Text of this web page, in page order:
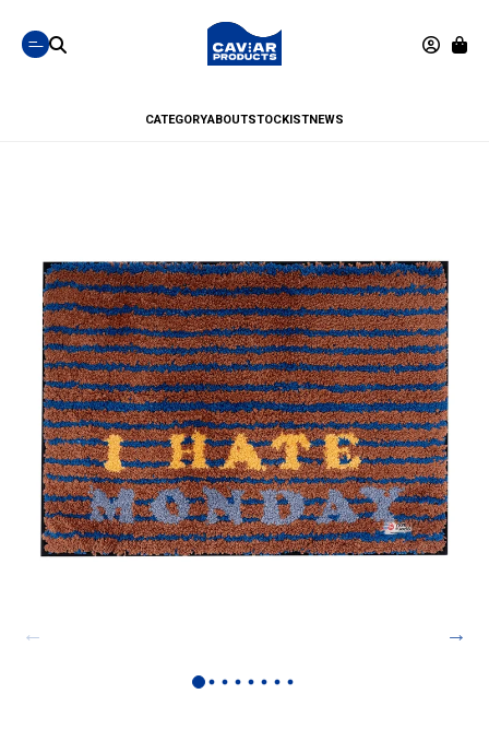
CATEGORYABOUTSTOCKISTNEWS